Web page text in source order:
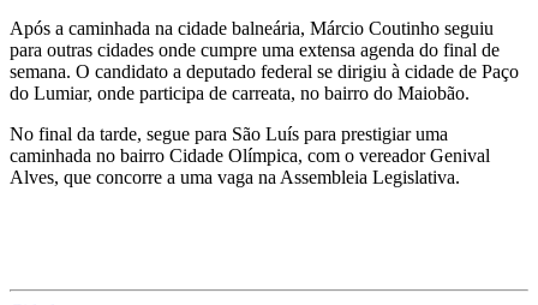
Após a caminhada na cidade balneária, Márcio Coutinho seguiu
para outras cidades onde cumpre uma extensa agenda do final de
semana. O candidato a deputado federal se dirigiu à cidade de Paço
do Lumiar, onde participa de carreata, no bairro do Maiobão.
No final da tarde, segue para São Luís para prestigiar uma
caminhada no bairro Cidade Olímpica, com o vereador Genival
Alves, que concorre a uma vaga na Assembleia Legislativa.